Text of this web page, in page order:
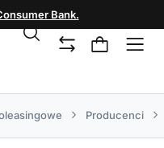
Bank.
Producenci